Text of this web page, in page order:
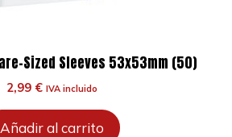
Sized Sleeves 53x53mm (50)
2,99 € IVA incluido
Añadir al carrito